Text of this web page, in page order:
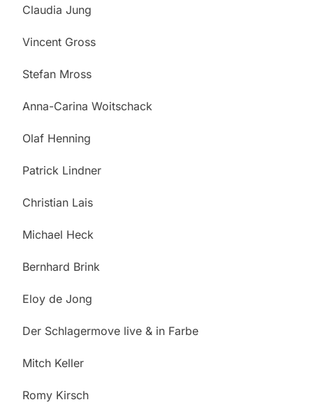
Claudia Jung
Vincent Gross
Stefan Mross
Anna-Carina Woitschack
Olaf Henning
Patrick Lindner
Christian Lais
Michael Heck
Bernhard Brink
Eloy de Jong
Der Schlagermove live & in Farbe
Mitch Keller
Romy Kirsch